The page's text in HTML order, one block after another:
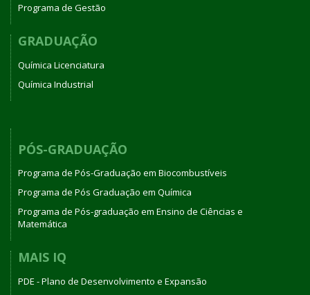
Programa de Gestão
GRADUAÇÃO
Química Licenciatura
Química Industrial
PÓS-GRADUAÇÃO
Programa de Pós-Graduação em Biocombustíveis
Programa de Pós Graduação em Química
Programa de Pós-graduação em Ensino de Ciências e
Matemática
MAIS IQ
PDE - Plano de Desenvolvimento e Expansão